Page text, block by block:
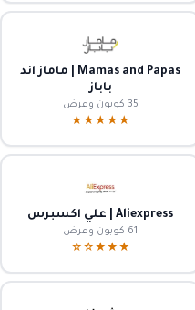
Mamas and Papas | ماماز اند
باباز
35 كوبون وعرض
★★★★★
Aliexpress | علي اكسبرس
61 كوبون وعرض
★★★☆☆